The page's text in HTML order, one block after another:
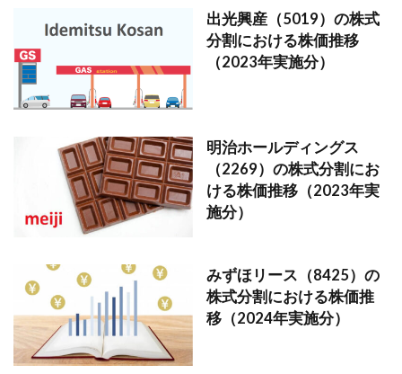
出光興産（5019）の株式
分割における株価推移
（2023年実施分）
明治ホールディングス
（2269）の株式分割にお
ける株価推移（2023年実
施分）
みずほリース（8425）の
株式分割における株価推
移（2024年実施分）